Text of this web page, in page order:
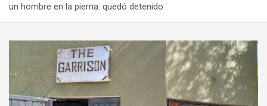
un hombre en la pierna: quedó detenido